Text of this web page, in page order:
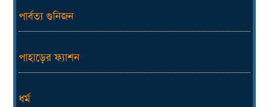
পার্বত্য গুনিজন
পাহাড়ের ফ্যাশন
ধর্ম